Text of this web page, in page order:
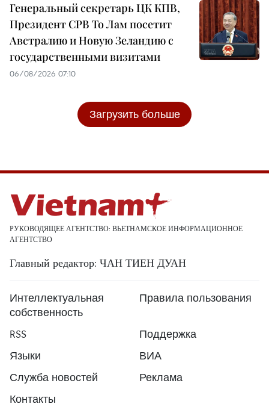
Генеральный секретарь ЦК КПВ,
Президент СРВ То Лам посетит
Австралию и Новую Зеландию с
государственными визитами
06/08/2026 07:10
Загрузить больше
РУКОВОДЯЩЕЕ АГЕНТСТВО: ВЬЕТНАМСКОЕ ИНФОРМАЦИОННОЕ
АГЕНТСТВО
Главный редактор: ЧАН ТИЕН ДУАН
Интеллектуальная
собственность
Правила пользования
RSS
Поддержка
Языки
ВИА
Служба новостей
Реклама
Контакты